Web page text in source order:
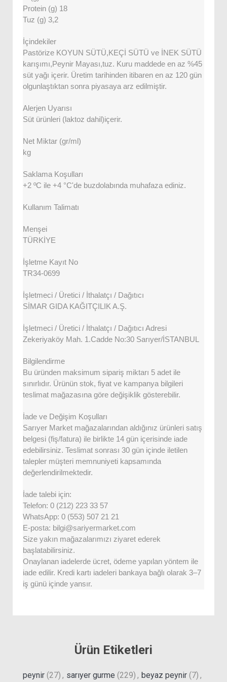
Protein (g) 18
Tuz (g) 3,2
İçindekiler
Pastörize KOYUN SÜTÜ,KEÇİ SÜTÜ ve İNEK SÜTÜ
karışımı,Peynir Mayası,tuz. Kuru maddede en az %45
süt yağı içerir. Üretim tarihinden itibaren en az 120 gün
olgunlaştıktan sonra piyasaya arz edilmiştir.
Alerjen Uyarısı
Süt ürünleri (laktoz dahil)içerir.
Net Miktar (gr/ml)
kg
Saklama Koşulları
+2 ºC ile +4 °C'de buzdolabında muhafaza ediniz.
Kullanım Talimatı
Menşei
TÜRKİYE
İşletme Kayıt No
TR34-0699
İşletmeci / Üretici / İthalatçı / Dağıtıcı
SİMAR GIDA KAĞITÇILIK A.Ş.
İşletmeci / Üretici / İthalatçı / Dağıtıcı Adresi
Zekeriyaköy Mah. 1.Cadde No:30 Sarıyer/İSTANBUL
Bilgilendirme
Bu üründen maksimum sipariş miktarı 5 adet ile
sınırlıdır. Ürünün stok, fiyat ve kampanya bilgileri
teslimat mağazasına göre değişiklik gösterebilir.
İade ve Değişim Koşulları
Sarıyer Market mağazalarından aldığınız ürünleri satış
belgesi (fiş/fatura) ile birlikte 14 gün içerisinde iade
edebilirsiniz. Teslimat sonrası 30 gün içinde iletilen
talepler müşteri memnuniyeti kapsamında
değerlendirilmektedir.
İade talebi için:
Telefon: 0 (212) 223 33 57
WhatsApp: 0 (553) 507 21 21
E-posta: bilgi@sariyermarket.com
Size yakın mağazalarımızı ziyaret ederek
başlatabilirsiniz.
Onaylanan iadelerde ücret, ödeme yapılan yöntem ile
iade edilir. Kredi kartı iadeleri bankaya bağlı olarak 3–7
iş günü içinde yansır.
Ürün Etiketleri
peynir (27) , sarıyer gurme (229) , beyaz peynir (7) ,